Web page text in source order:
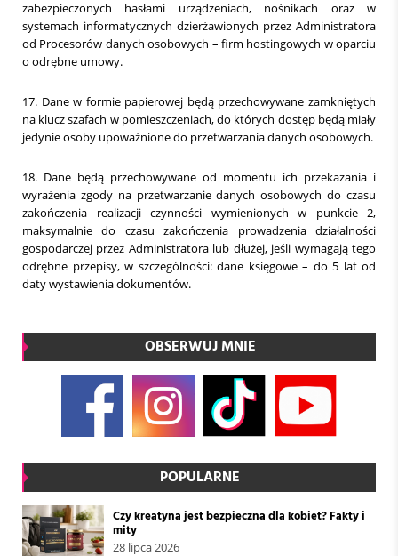
zabezpieczonych hasłami urządzeniach, nośnikach oraz w
systemach informatycznych dzierżawionych przez Administratora
od Procesorów danych osobowych – firm hostingowych w oparciu
o odrębne umowy.
17. Dane w formie papierowej będą przechowywane zamkniętych
na klucz szafach w pomieszczeniach, do których dostęp będą miały
jedynie osoby upoważnione do przetwarzania danych osobowych.
18. Dane będą przechowywane od momentu ich przekazania i
wyrażenia zgody na przetwarzanie danych osobowych do czasu
zakończenia realizacji czynności wymienionych w punkcie 2,
maksymalnie do czasu zakończenia prowadzenia działalności
gospodarczej przez Administratora lub dłużej, jeśli wymagają tego
odrębne przepisy, w szczególności: dane księgowe – do 5 lat od
daty wystawienia dokumentów.
OBSERWUJ MNIE
POPULARNE
Czy kreatyna jest bezpieczna dla kobiet? Fakty i
mity
28 lipca 2026